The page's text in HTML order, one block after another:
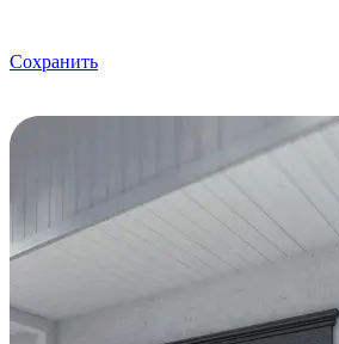
Сохранить